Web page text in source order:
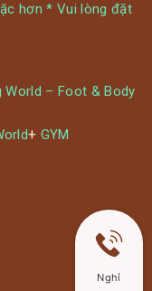
hơn * Vui lòng đặt
World – Foot & Body
+ GYM
Nghỉ